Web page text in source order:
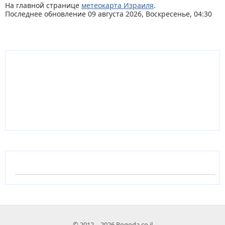
На главной странице метеокарта Израиля.
Последнее обновление 09 августа 2026, Воскресенье, 04:30